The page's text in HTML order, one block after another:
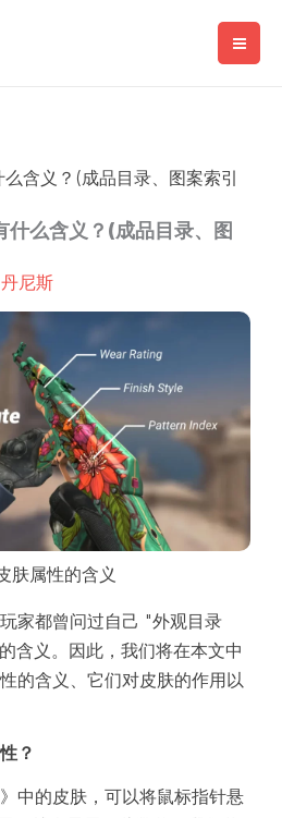
含义？(成品目录、图案索引
什么含义？(成品目录、图
丹尼斯
肤属性的含义
家都曾问过自己 "外观目录
含义。因此，我们将在本文中
的含义、它们对皮肤的作用以
？
中的皮肤，可以将鼠标指针悬